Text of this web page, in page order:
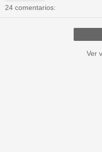
24 comentarios:
Ver